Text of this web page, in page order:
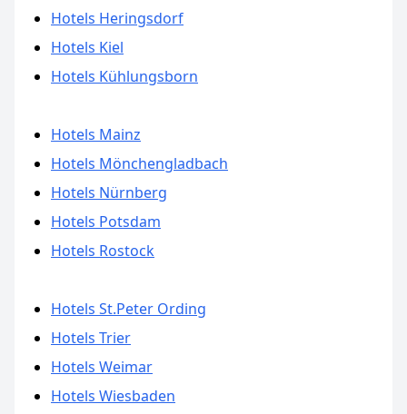
Hotels Heringsdorf
Hotels Kiel
Hotels Kühlungsborn
Hotels Mainz
Hotels Mönchengladbach
Hotels Nürnberg
Hotels Potsdam
Hotels Rostock
Hotels St.Peter Ording
Hotels Trier
Hotels Weimar
Hotels Wiesbaden